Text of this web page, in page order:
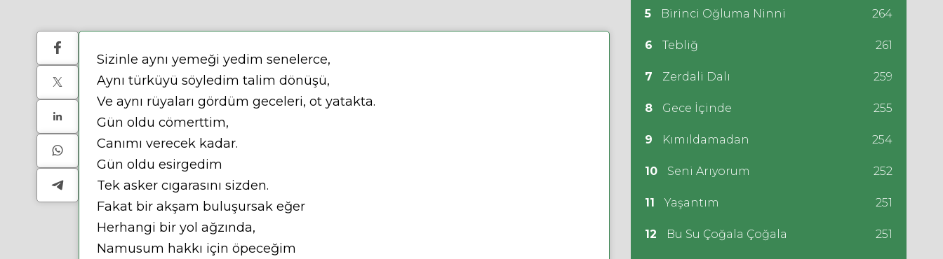
Sizinle aynı yemeği yedim senelerce,
Aynı türküyü söyledim talim dönüşü,
Ve aynı rüyaları gördüm geceleri, ot yatakta.
Gün oldu cömerttim,
Canımı verecek kadar.
Gün oldu esirgedim
Tek asker cıgarasını sizden.
Fakat bir akşam buluşursak eğer
Herhangi bir yol ağzında,
Namusum hakkı için öpeceğim
5 Birinci Oğluma Ninni 264
6 Tebliğ 261
7 Zerdali Dalı 259
8 Gece İçinde 255
9 Kımıldamadan 254
10 Seni Arıyorum 252
11 Yaşantım 251
12 Bu Su Çoğala Çoğala 251